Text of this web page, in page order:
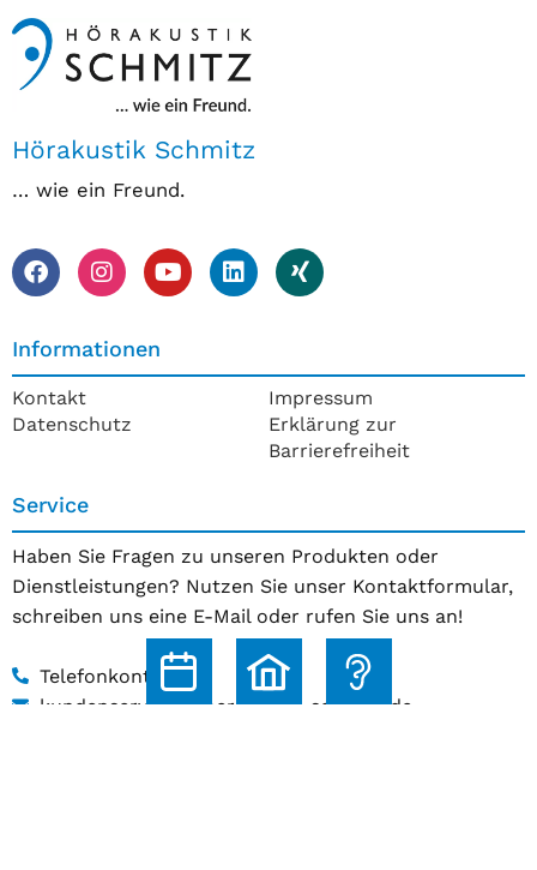
Hörakustik Schmitz
… wie ein Freund.
Informationen
Kontakt
Datenschutz
Impressum
Erklärung zur
Barrierefreiheit
Service
Haben Sie Fragen zu unseren Produkten oder
Dienstleistungen? Nutzen Sie unser Kontaktformular,
schreiben uns eine E-Mail oder rufen Sie uns an!
Telefonkontakt
kundenservice@hoerakustik-schmitz.de